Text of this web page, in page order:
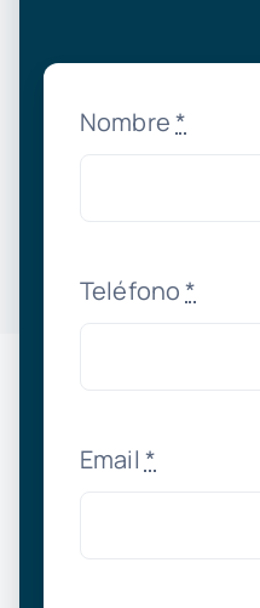
Nombre*
Teléfono*
Email *